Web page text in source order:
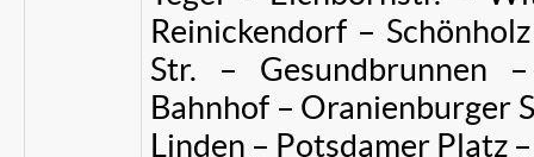
Reinickendorf –
Str. – Gesundbrunnen
Bahnhof – Oranienburger
Linden – Potsdamer Platz